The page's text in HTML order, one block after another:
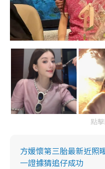
點
方媛懷第三胎最新近照
一證據猜追仔成功